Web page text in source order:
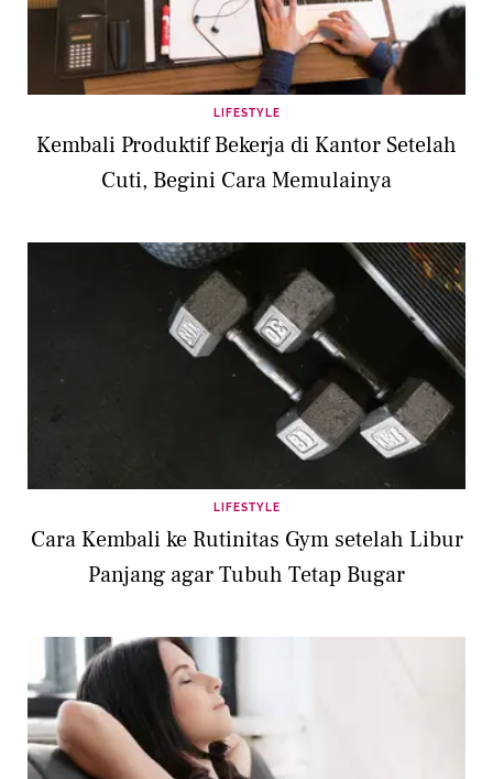
LIFESTYLE
Kembali Produktif Bekerja di Kantor Setelah
Cuti, Begini Cara Memulainya
LIFESTYLE
Cara Kembali ke Rutinitas Gym setelah Libur
Panjang agar Tubuh Tetap Bugar